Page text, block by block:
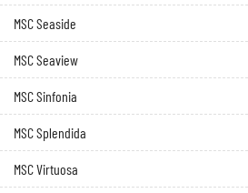
MSC Seaside
MSC Seaview
MSC Sinfonia
MSC Splendida
MSC Virtuosa